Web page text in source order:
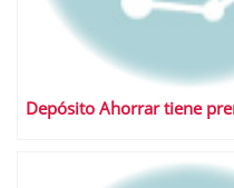
Depósito Ahorrar tiene